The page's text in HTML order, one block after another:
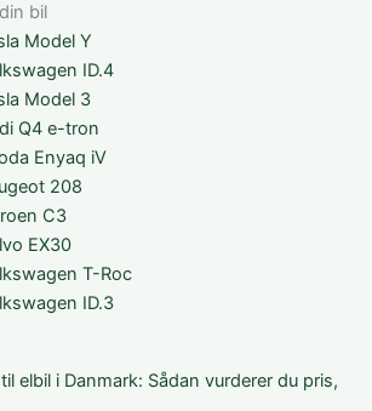
bil
Model Y
ID.4
Model 3
Q4 e-tron
Enyaq iV
208
C3
EX30
T-Roc
ID.3
elbil i Danmark: Sådan vurderer du pris,